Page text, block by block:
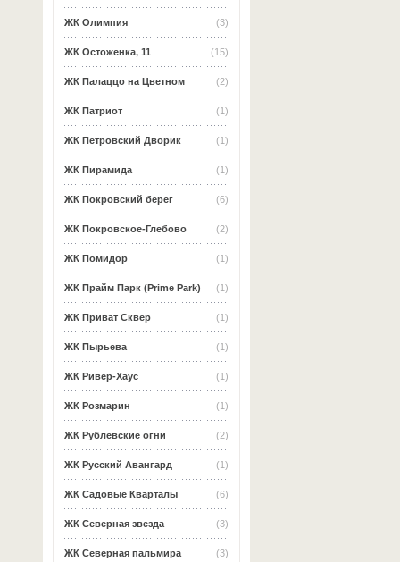
(3)
ЖК Олимпия
(15)
ЖК Остоженка, 11
(2)
ЖК Палаццо на Цветном
(1)
ЖК Патриот
(1)
ЖК Петровский Дворик
(1)
ЖК Пирамида
(6)
ЖК Покровский берег
(2)
ЖК Покровское-Глебово
(1)
ЖК Помидор
(1)
ЖК Прайм Парк (Prime Park)
(1)
ЖК Приват Сквер
(1)
ЖК Пырьева
(1)
ЖК Ривер-Хаус
(1)
ЖК Розмарин
(2)
ЖК Рублевские огни
(1)
ЖК Русский Авангард
(6)
ЖК Садовые Кварталы
(3)
ЖК Северная звезда
(3)
ЖК Северная пальмира